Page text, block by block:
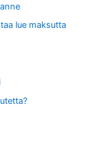
lue maksutta